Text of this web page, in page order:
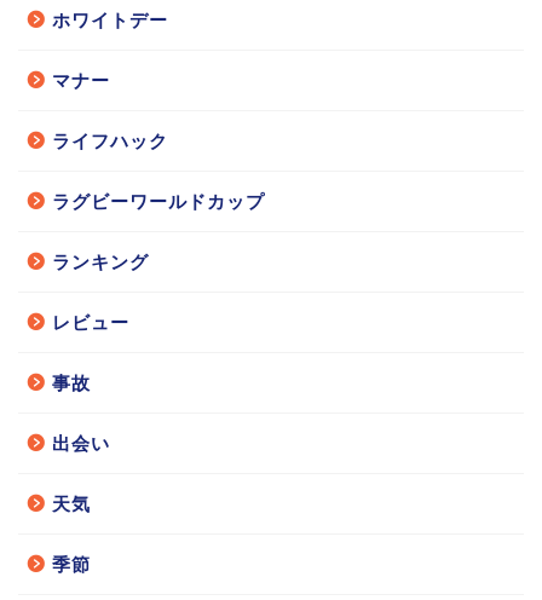
ホワイトデー
マナー
ライフハック
ラグビーワールドカップ
ランキング
レビュー
事故
出会い
天気
季節